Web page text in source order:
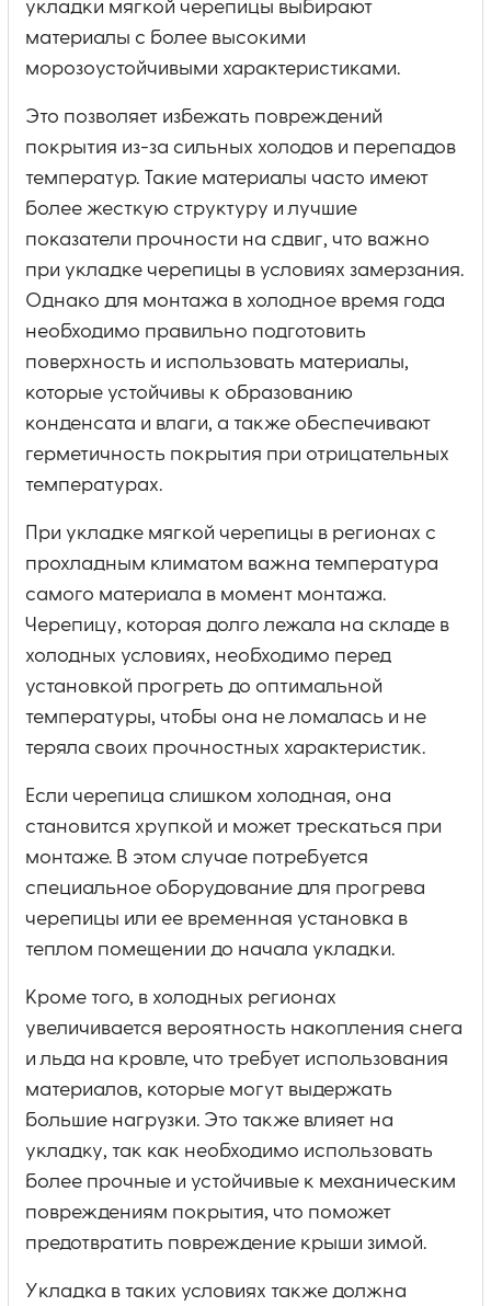
укладки мягкой черепицы выбирают
материалы с более высокими
морозоустойчивыми характеристиками.
Это позволяет избежать повреждений
покрытия из-за сильных холодов и перепадов
температур. Такие материалы часто имеют
более жесткую структуру и лучшие
показатели прочности на сдвиг, что важно
при укладке черепицы в условиях замерзания.
Однако для монтажа в холодное время года
необходимо правильно подготовить
поверхность и использовать материалы,
которые устойчивы к образованию
конденсата и влаги, а также обеспечивают
герметичность покрытия при отрицательных
температурах.
При укладке мягкой черепицы в регионах с
прохладным климатом важна температура
самого материала в момент монтажа.
Черепицу, которая долго лежала на складе в
холодных условиях, необходимо перед
установкой прогреть до оптимальной
температуры, чтобы она не ломалась и не
теряла своих прочностных характеристик.
Если черепица слишком холодная, она
становится хрупкой и может трескаться при
монтаже. В этом случае потребуется
специальное оборудование для прогрева
черепицы или ее временная установка в
теплом помещении до начала укладки.
Кроме того, в холодных регионах
увеличивается вероятность накопления снега
и льда на кровле, что требует использования
материалов, которые могут выдержать
большие нагрузки. Это также влияет на
укладку, так как необходимо использовать
более прочные и устойчивые к механическим
повреждениям покрытия, что поможет
предотвратить повреждение крыши зимой.
Укладка в таких условиях также должна